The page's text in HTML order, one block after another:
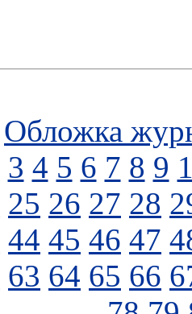
Обложка
3 4 5 6 7 8 9
25 26 27 28
44 45 46 47
63 64 65 66